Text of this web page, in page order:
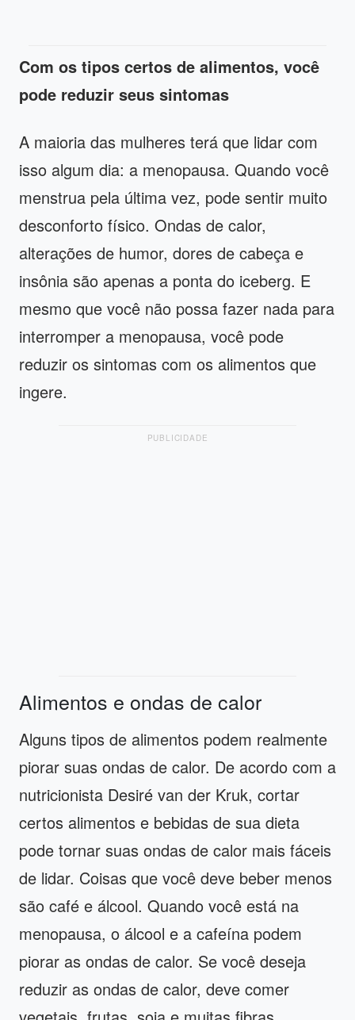
Com os tipos certos de alimentos, você
pode reduzir seus sintomas
A maioria das mulheres terá que lidar com
isso algum dia: a menopausa. Quando você
menstrua pela última vez, pode sentir muito
desconforto físico. Ondas de calor,
alterações de humor, dores de cabeça e
insônia são apenas a ponta do iceberg. E
mesmo que você não possa fazer nada para
interromper a menopausa, você pode
reduzir os sintomas com os alimentos que
ingere.
PUBLICIDADE
Alimentos e ondas de calor
Alguns tipos de alimentos podem realmente
piorar suas ondas de calor. De acordo com a
nutricionista Desiré van der Kruk, cortar
certos alimentos e bebidas de sua dieta
pode tornar suas ondas de calor mais fáceis
de lidar. Coisas que você deve beber menos
são café e álcool. Quando você está na
menopausa, o álcool e a cafeína podem
piorar as ondas de calor. Se você deseja
reduzir as ondas de calor, deve comer